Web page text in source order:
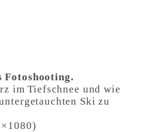
Fotoshooting.
im Tiefschnee und wie
Ski zu